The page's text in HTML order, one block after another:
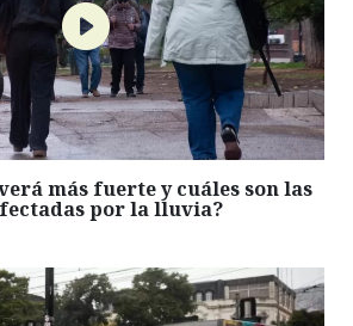
más fuerte y cuáles son las
por la lluvia?